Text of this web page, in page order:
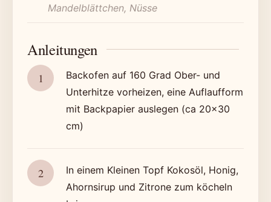
Mandelblättchen, Nüsse
Anleitungen
Backofen auf 160 Grad Ober- und
Unterhitze vorheizen, eine Auflaufform
mit Backpapier auslegen (ca 20×30
cm)
In einem Kleinen Topf Kokosöl, Honig,
Ahornsirup und Zitrone zum köcheln